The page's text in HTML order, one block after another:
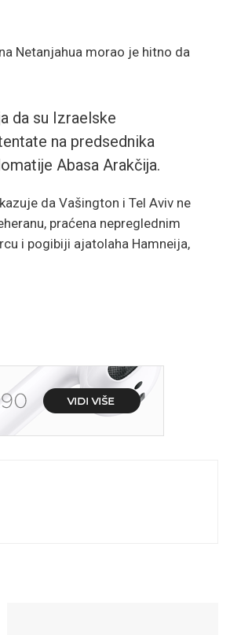
Netanjahua morao je hitno da
da su Izraelske
na predsednika
Abasa Arakčija.
da Vašington i Tel Aviv ne
praćena nepreglednim
i pogibiji ajatolaha Hamneija,